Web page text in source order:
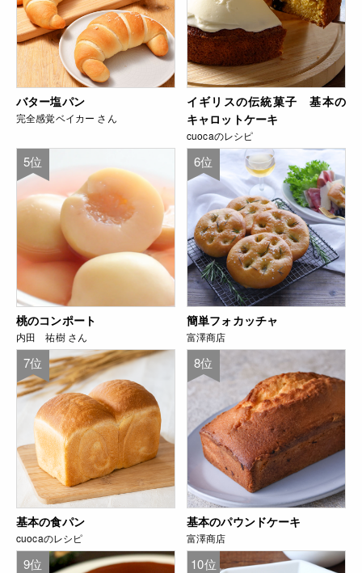
バター塩パン
完全感覚ベイカー さん
イギリスの伝統菓子 基本の
キャロットケーキ
cuocaのレシピ
5位
桃のコンポート
内田 祐樹 さん
6位
簡単フォカッチャ
富澤商店
7位
基本の食パン
cuocaのレシピ
8位
基本のパウンドケーキ
富澤商店
9位 10位